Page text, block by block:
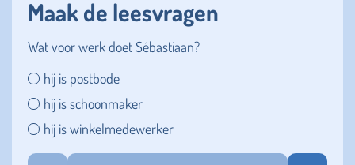
Maak de leesvragen
Wat voor werk doet Sébastiaan?
hij is postbode
hij is schoonmaker
hij is winkelmedewerker